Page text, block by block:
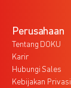
Perusahaan
Tentang DOKU
Karir
Hubungi Sales
Kebijakan Privasi